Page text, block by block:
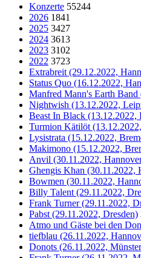
Konzerte 55244
2026 1841
2025 3427
2024 3613
2023 3102
2022 3723
Extrabreit (29.12.2022,
Status Quo (16.12.2022,
Manfred Mann's Earth
Nightwish (13.12.2022,
Beast In Black (13.12.2022,
Turmion Kätilöt
Lysistrata (15.12.2022,
Makimono (15.12.2022,
Anvil (30.11.2022,
Ghengis Khan (30.11.2022,
Bowmen (30.11.2022,
Billy Talent (29.11.2022,
Frank Turner (29.11.2022,
Pabst (29.11.2022, Dresden)
Atmo und Gäste bei den
tiefblau (26.11.2022,
Donots (26.11.2022,